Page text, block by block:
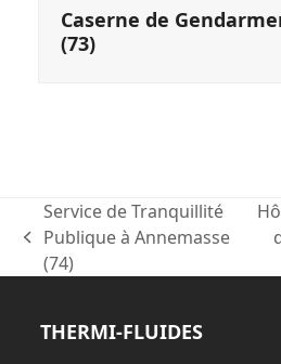
Caserne de
(73)
previous
post:
Service de Tranquillité
Publique à Annemasse
(74)
THERMI-FLUIDES